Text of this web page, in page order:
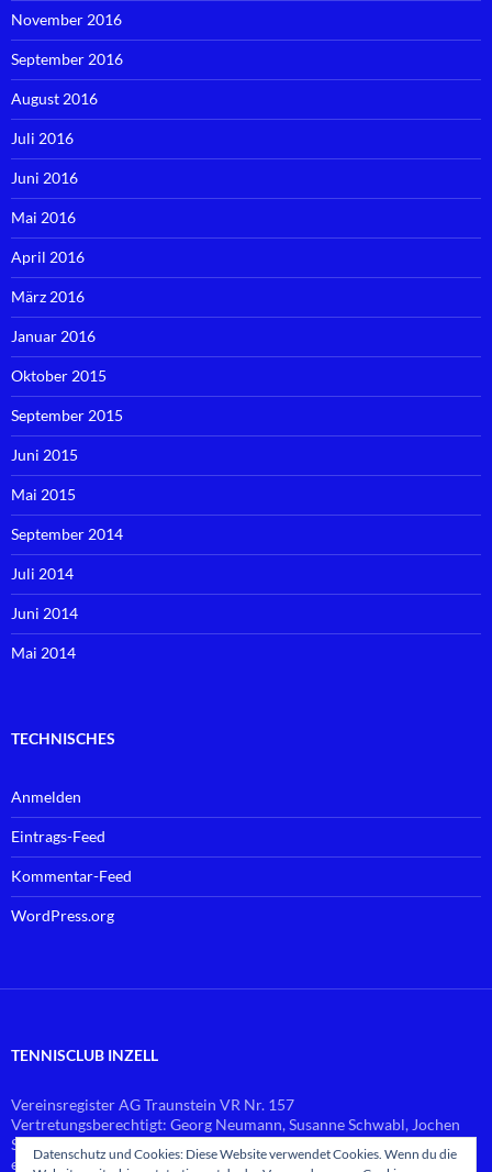
November 2016
September 2016
August 2016
Juli 2016
Juni 2016
Mai 2016
April 2016
März 2016
Januar 2016
Oktober 2015
September 2015
Juni 2015
Mai 2015
September 2014
Juli 2014
Juni 2014
Mai 2014
TECHNISCHES
Anmelden
Eintrags-Feed
Kommentar-Feed
WordPress.org
TENNISCLUB INZELL
Vereinsregister AG Traunstein VR Nr. 157
Vertretungsberechtigt: Georg Neumann, Susanne Schwabl, Jochen
Schlierf
email:vorstand@tennis-inzell.de
Datenschutz und Cookies: Diese Website verwendet Cookies. Wenn du die